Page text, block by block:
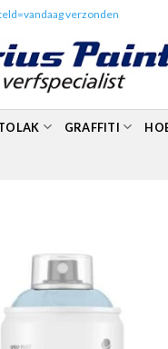
verzonden
GRAFFITI